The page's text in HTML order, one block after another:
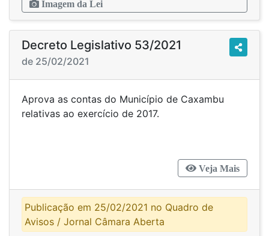
Imagem da Lei
Decreto Legislativo 53/2021
de 25/02/2021
Aprova as contas do Município de Caxambu
relativas ao exercício de 2017.
Veja Mais
Publicação em 25/02/2021 no Quadro de
Avisos / Jornal Câmara Aberta